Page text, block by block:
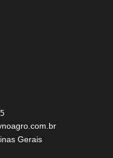
Gerais